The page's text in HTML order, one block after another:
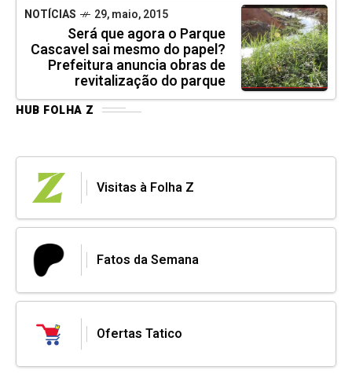
NOTÍCIAS 29, maio, 2015
Será que agora o Parque
Cascavel sai mesmo do papel?
Prefeitura anuncia obras de
revitalização do parque
HUB FOLHA Z
Visitas à Folha Z
Fatos da Semana
Ofertas Tatico